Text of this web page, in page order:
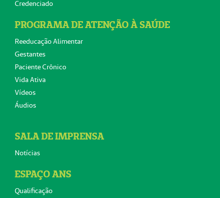
Credenciado
PROGRAMA DE ATENÇÃO À SAÚDE
Reeducação Alimentar
Gestantes
Paciente Crônico
Vida Ativa
Vídeos
Áudios
SALA DE IMPRENSA
Notícias
ESPAÇO ANS
Qualificação